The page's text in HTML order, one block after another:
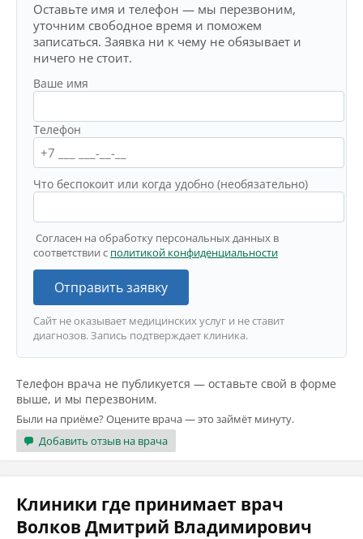
Оставьте имя и телефон — мы перезвоним,
уточним свободное время и поможем
записаться. Заявка ни к чему не обязывает и
ничего не стоит.
Ваше имя
Телефон
Что беспокоит или когда удобно (необязательно)
Согласен на обработку персональных данных в
соответствии с политикой конфиденциальности
Отправить заявку
Сайт не оказывает медицинских услуг и не ставит
диагнозов. Запись подтверждает клиника.
Телефон врача не публикуется — оставьте свой в форме
выше, и мы перезвоним.
Были на приёме? Оцените врача — это займёт минуту.
Добавить отзыв на врача
Клиники где принимает врач
Волков Дмитрий Владимирович